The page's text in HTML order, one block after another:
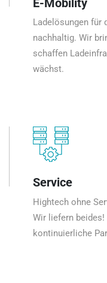
Ladelösungen für
nachhaltig. Wir
schaffen
wächst.
Service
Hightech ohne
Wir liefern
kontinuierliche